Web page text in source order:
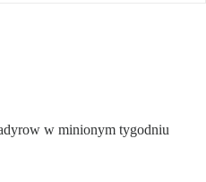
w minionym tygodniu